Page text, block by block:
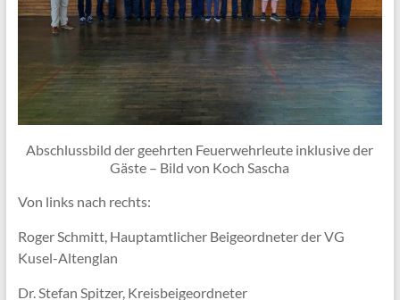
Abschlussbild der geehrten Feuerwehrleute inklusive der
Gäste – Bild von Koch Sascha
Von links nach rechts:
Roger Schmitt, Hauptamtlicher Beigeordneter der VG
Kusel-Altenglan
Dr. Stefan Spitzer, Kreisbeigeordneter